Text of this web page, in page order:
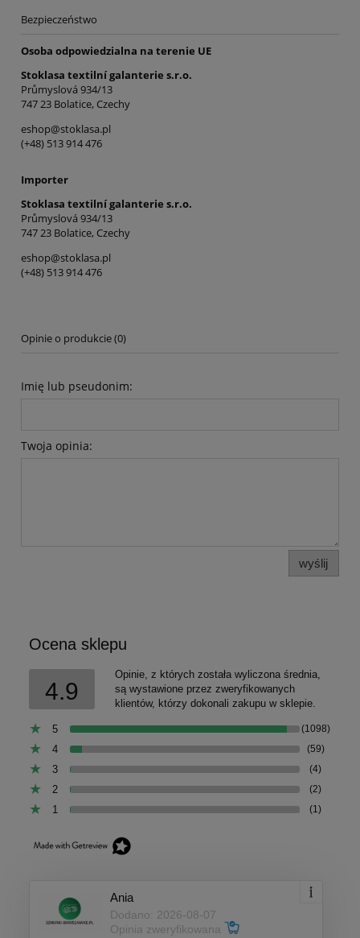
Bezpieczeństwo
Osoba odpowiedzialna na terenie UE
Stoklasa textilní galanterie s.r.o.
Průmyslová 934/13
747 23 Bolatice, Czechy
eshop@stoklasa.pl
(+48) 513 914 476
Importer
Stoklasa textilní galanterie s.r.o.
Průmyslová 934/13
747 23 Bolatice, Czechy
eshop@stoklasa.pl
(+48) 513 914 476
Opinie o produkcie (0)
Imię lub pseudonim:
Twoja opinia:
wyślij
Ocena sklepu
4.9
Opinie, z których została wyliczona średnia,
są wystawione przez zweryfikowanych
klientów, którzy dokonali zakupu w sklepie.
5 (1098)
4 (59)
3 (4)
2 (2)
1 (1)
Ania
Dodano: 2026-08-07
Opinia zweryfikowana